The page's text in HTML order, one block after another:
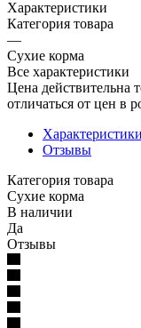
Характеристики
Категория товара
—
Сухие корма
Все характеристики
Цена действительна
отличаться от цен в
Характеристики
Отзывы
Категория товара
Сухие корма
В наличии
Да
Отзывы